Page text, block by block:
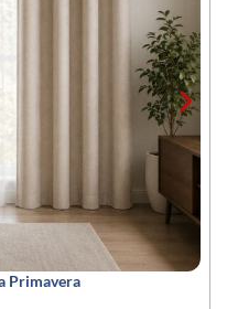
Primavera